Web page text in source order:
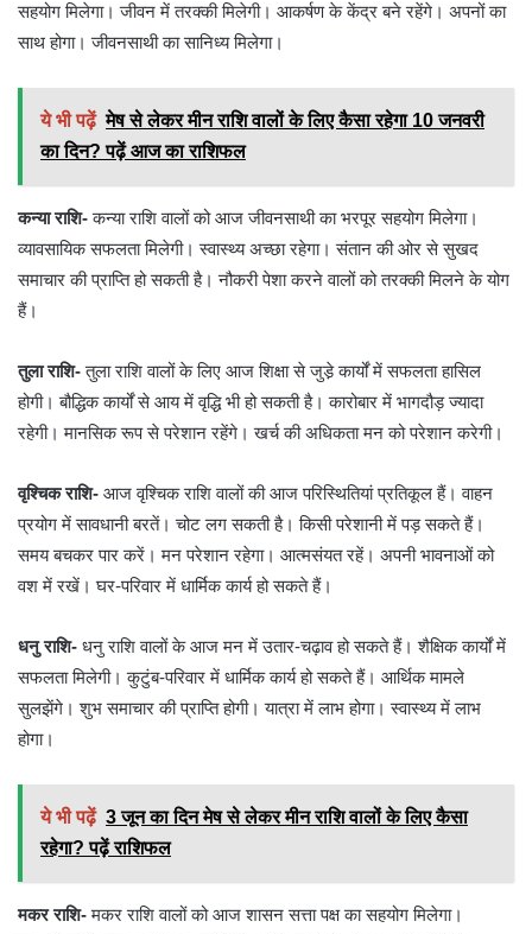
सहयोग मिलेगा। जीवन में तरक्की मिलेगी। आकर्षण के केंद्र बने रहेंगे। अपनों का
साथ होगा। जीवनसाथी का सानिध्य मिलेगा।
ये भी पढ़ें मेष से लेकर मीन राशि वालों के लिए कैसा रहेगा 10 जनवरी
का दिन? पढ़ें आज का राशिफल
कन्या राशि-कन्या राशि वालों को आज जीवनसाथी का भरपूर सहयोग मिलेगा।
व्यावसायिक सफलता मिलेगी। स्वास्थ्य अच्छा रहेगा। संतान की ओर से सुखद
समाचार की प्राप्ति हो सकती है। नौकरी पेशा करने वालों को तरक्की मिलने के योग
हैं।
तुला राशि-तुला राशि वालों के लिए आज शिक्षा से जुडे़ कार्यों में सफलता हासिल
होगी। बौद्धिक कार्यों से आय में वृद्धि भी हो सकती है। कारोबार में भागदौड़ ज्यादा
रहेगी। मानसिक रूप से परेशान रहेंगे। खर्च की अधिकता मन को परेशान करेगी।
वृश्चिक राशि- आज वृश्चिक राशि वालों की आज परिस्थितियां प्रतिकूल हैं। वाहन
प्रयोग में सावधानी बरतें। चोट लग सकती है। किसी परेशानी में पड़ सकते हैं।
समय बचकर पार करें। मन परेशान रहेगा। आत्मसंयत रहें। अपनी भावनाओं को
वश में रखें। घर-परिवार में धार्मिक कार्य हो सकते हैं।
धनु राशि- धनु राशि वालों के आज मन में उतार-चढ़ाव हो सकते हैं। शैक्षिक कार्यों में
सफलता मिलेगी। कुटुंब-परिवार में धार्मिक कार्य हो सकते हैं। आर्थिक मामले
सुलझेंगे। शुभ समाचार की प्राप्ति होगी। यात्रा में लाभ होगा। स्वास्थ्य में लाभ
होगा।
ये भी पढ़ें 3 जून का दिन मेष से लेकर मीन राशि वालों के लिए कैसा
रहेगा? पढ़ें राशिफल
मकर राशि-मकर राशि वालों को आज शासन सत्ता पक्ष का सहयोग मिलेगा।